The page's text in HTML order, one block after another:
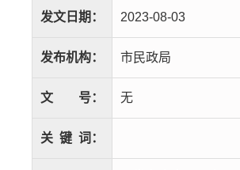
发文日期： 2023-08-03
发布机构： 市民政局
文 号： 无
关 键 词：